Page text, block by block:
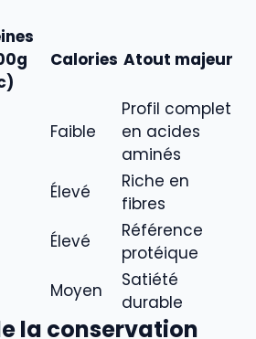
Calories Atout majeur
Faible
Profil complet
en acides
aminés
Élevé
Riche en
fibres
Élevé
Référence
protéique
Moyen
Satiété
durable
la conservation